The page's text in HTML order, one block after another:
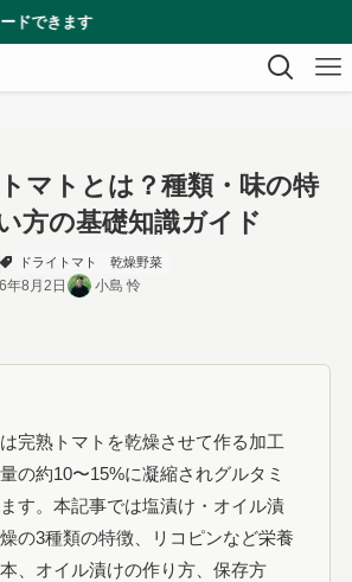
トマトとは？種類・味の特
方の基礎知識ガイド
ドライトマト 乾燥野菜
年8月2日 小島 怜
完熟トマトを乾燥させて作る加工
の約10〜15%に凝縮されグルタミ
す。本記事では塩漬け・オイル漬
の3種類の特徴、リコピンなど栄養
、オイル漬けの作り方、保存方